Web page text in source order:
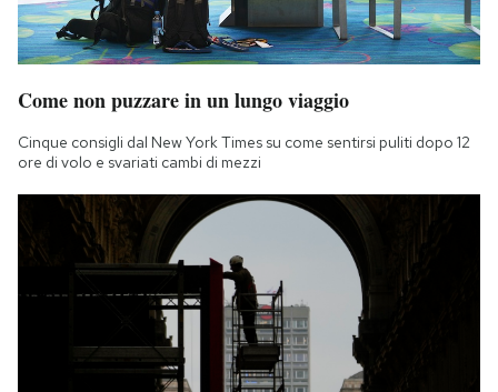
AREA PERSONALE
Area Personale
Notifiche mobile
Hai bisogno di aiuto?
Esci
Come non puzzare in un lungo viaggio
Cinque consigli dal New York Times su come sentirsi puliti dopo 12
ore di volo e svariati cambi di mezzi